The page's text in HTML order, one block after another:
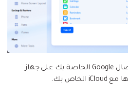
يمكنك الآن عرض جهات اتصال Google الخاصة بك على جهاز